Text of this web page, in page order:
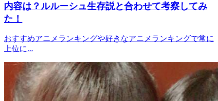
内容は？ルルーシュ生存説と合わせて考察してみ
た！
おすすめアニメランキングや好きなアニメランキングで常に
上位に...